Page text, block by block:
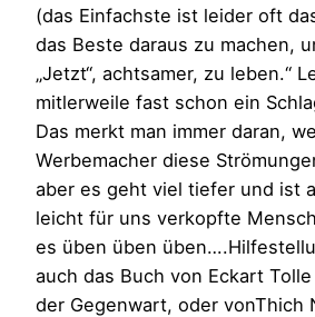
(das Einfachste ist leider oft
das Beste daraus zu machen,
„Jetzt“, achtsamer, zu leben.“
mitlerweile fast schon ein
Das merkt man immer daran,
Werbemacher diese
aber es geht viel tiefer und ist
leicht für uns verkopfte
es üben üben
auch das Buch von Eckart Tolle
der Gegenwart, oder vonThich